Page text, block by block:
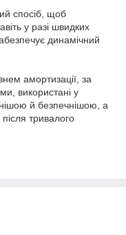
спосіб, щоб
у разі швидких
динамічний
амортизації, за
використані у
й безпечнішою, а
після тривалого